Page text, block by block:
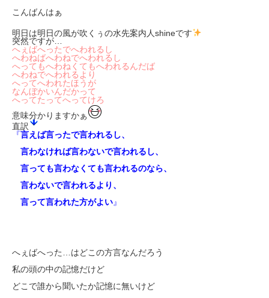
こんばんはぁ
明日は明日の風が吹くぅの水先案内人shineです
突然ですが…
へぇばへったでへわれるし
へわねばへわねでへわれるし
へってもへわねくてもへわれるんだば
へわねでへわれるより
へってへわれたほうが
なんぼかいんだかって
へってたってへってけろ
意味分かりますかぁ
直訳
『言えば言ったで言われるし、
言わなければ言わないで言われるし、
言っても言わなくても言われるのなら、
言わないで言われるより、
言って言われた方がよい』
へぇばへった…はどこの方言なんだろう
私の頭の中の記憶だけど
どこで誰から聞いたか記憶に無いけど